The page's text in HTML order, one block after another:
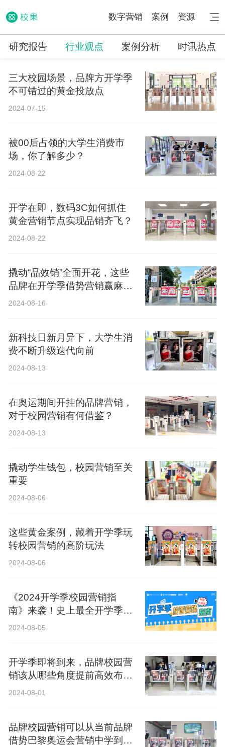
数字营销 案例 资源
研究报告 行业观点 案例分析 时讯热点
三大校园场景，品牌方开学季
不可错过的黄金投放点
2024-07-15
被00后占领的大学生消费市
场，你了解多少？
2024-08-22
开学在即，数码3C如何抓住
黄金营销节点实现品销齐飞？
2024-08-22
撬动“品效销”全面开花，这些
品牌在开学季借势营销赢麻
了！
2024-08-16
新科技日新月异下，大学生消
费不断升级迭代向前
2024-08-13
在奥运期间开挂的品牌营销，
对于校园营销有何借鉴？
2024-08-13
撬动学生钱包，校园营销至关
重要
2024-08-06
这些黄金案例，藏着开学季玩
转校园营销的高阶玩法
2024-08-06
《2024开学季校园营销指
南》来袭！史上最全开学季营
销攻略！
2024-08-05
开学季即将到来，品牌校园营
销该从哪些角度提前高效布
局？
2024-08-01
品牌校园营销可以从当前品牌
借势巴黎奥运会营销中学到什